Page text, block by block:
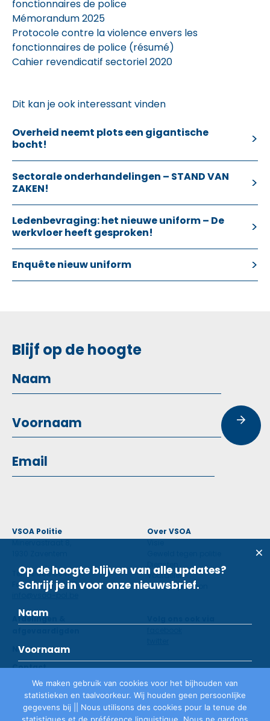
fonctionnaires de police
Mémorandum 2025
Protocole contre la violence envers les
fonctionnaires de police (résumé)
Cahier revendicatif sectoriel 2020
Dit kan je ook interessant vinden
Overheid neemt plots een gigantische
bocht!
Sectorale onderhandelingen – STAND VAN
ZAKEN!
Ledenbevraging: het nieuwe uniform – De
werkvloer heeft gesproken!
Enquête nieuw uniform
We maken gebruik van cookies voor het bijhouden van
statistieken en taalvoorkeur. Wij houden geen persoonlijke
gegevens bij || Nous utilisons des cookies pour la tenue de
Blijf op de hoogte
VSOA Politie
Tel: 02 660 59 11
Fax: 02 660 50 97
info@vsoa-pol.be
Over VSOA
Diensten
Voordelen
Contactpersoon
Afdelingen &
Nieuws
Contact
Lid worden
Op de hoogte blijven van alle updates?
Schrijf je in voor onze nieuwsbrief.